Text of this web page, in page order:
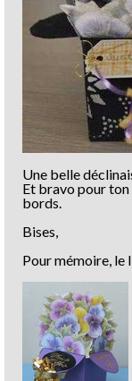
Une belle
Et bravo pour
bords.
Bises,
Pour mémoire, le